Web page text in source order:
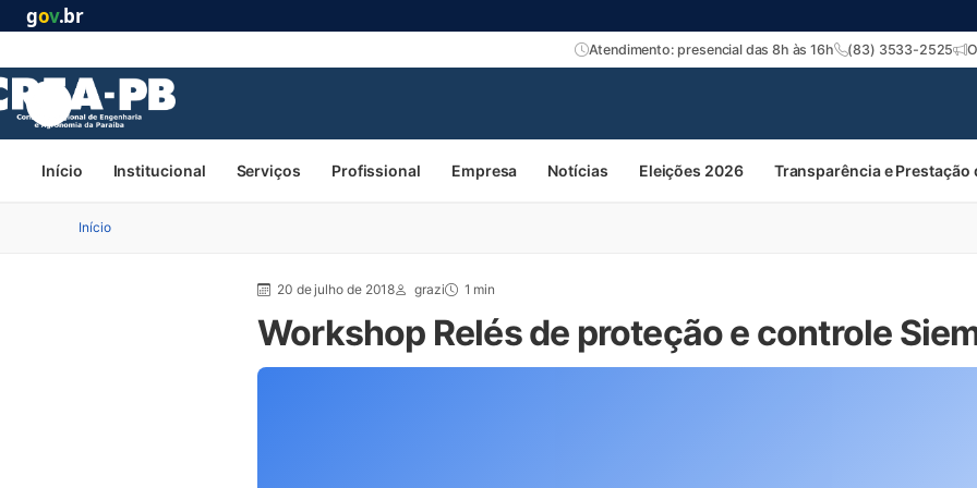
gov.br
Atendimento: presencial das 8h às 16h (83) 3533-2525
Início Institucional Serviços Profissional Empresa Notícias Eleições 2026 Transparência e Prestação
Início
20 de julho de 2018 grazi 1 min
Workshop Relés de proteção e controle